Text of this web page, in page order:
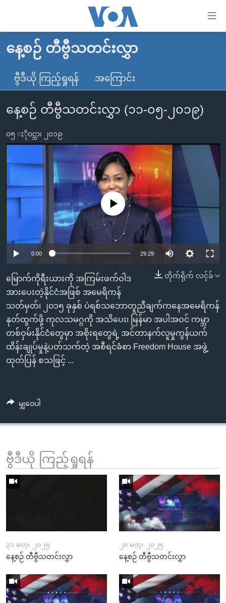
လွယ်ကူ
သည့်
များ
ပင်မ
အကြောင်းအရာ
သို့
ကြည့်
ရန်
ညွန်း
စာမျက်နှာ
ကျော်
ကြည့်
ရန်
ရှာဖွေ
ရန်
နေရာ
သို့
မူလစာမျက်နှာ
မြန်မာ
ကမ္ဘာ့သတင်းများ
နိုင်ငံတကာ
တရုတ်
အစ္စရေး-ပါလက်စတိုင်း
ဗွီဒီယို
ရပ်ဝန်းတခု လမ်းတခု အလွန်
အင်္ဂလိပ်စာလေ့လာမယ်
အမေရိကန်သုံးအီဒီယံ
မကြေးမုံရဲ့ အင်္ဂလိပ်စာ
ရုပ်ရှင်ထဲက အင်္ဂလိပ်စာ
သုတပဒေသာ အင်္ဂလိပ်စာ
အပတ်စဉ်ကဏ္ဍများ
ရေဒီယို
တီဗွီ
ရေဒီယိုနှင့်ရုပ်သံ အချက်အလက်များ
ရေဒီယို/တီဗွီအစီအစဉ်
Learning English
ဘာသာစကားများ
နေ့စဉ် တီဗွီသတင်းလွှာ
ဗွီဒီယို ကြည့်ရှုရန် အကြောင်း
နေ့စဉ် တီဗွီသတင်းလွှာ (၁၁-၀၅-၂၀၁၉)
၀၅ ႏိုဝင္ဘာ၊ ၂၀၁၉
No media source currently available
0:00 29:29
တိုက်ရိုက် လင့်ခ်
မြောက်ကိုရီးယားကို အကြမ်းဖက်ဝါဒ
အားပေးတဲ့နိုင်ငံအဖြစ် အမေရိကန်
သတ်မှတ်၊ ၂၀၁၅ ခုနှစ် ပဲရစ်သဘောတူညီချက်ကနေအမေရိကန်
နုတ်ထွက်ဖို့ ကုလသမဂ္ဂကို အသိပေး၊ မြန်မာ အပါအဝင် ကမ္ဘာ
တစ်ဝှမ်းနိုင်ငံတွေမှာ အစိုးရတွေရဲ့ အင်တာနက်လူမှုကွန်ယက်
ထိန်းချုပ်မှုနဲ့ပတ်သက်တဲ့ အစီရင်ခံစာ Freedom House အဖွဲ့
ထုတ်ပြန် စသဖြင့် ...
မျှဝေပါ
ဗွီဒီယို ကြည့်ရှုရန်
၃၁ မတ္၊ ၂၀၂၅
နေ့စဉ် တီဗွီသတင်းလွှာ
၂၈ မတ္၊ ၂၀၂၅
နေ့စဉ် တီဗွီသတင်းလွှာ